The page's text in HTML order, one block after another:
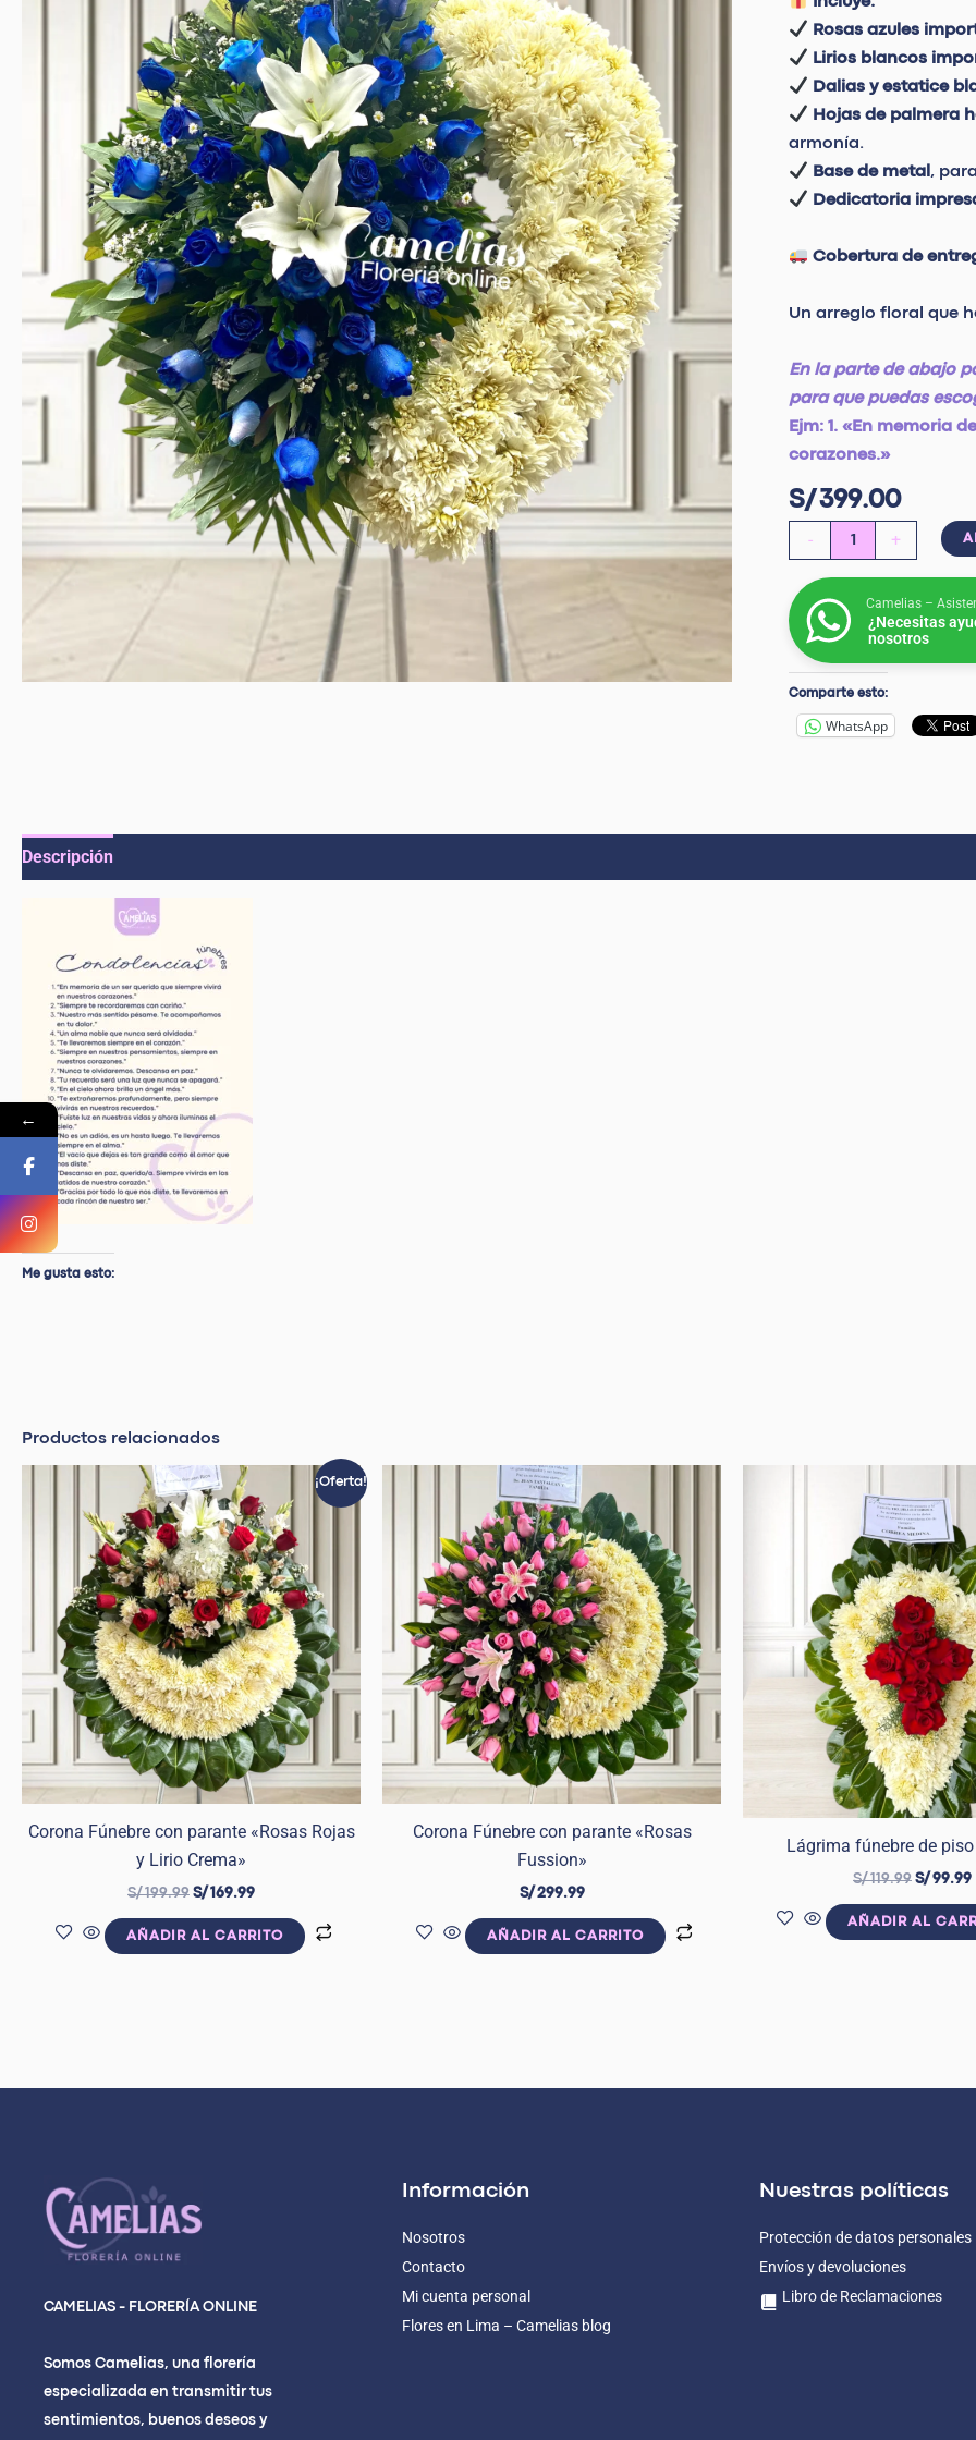
Rosas azules
Lirios blancos
Dalias y estatice
Hojas de palmera
armonía.
Base de metal ,
Dedicatoria
Cobertura de
Un arreglo floral que
En la parte de abajo
para que puedas
Ejm: 1. «En memoria
corazones.»
S/399.00
- +
Camelias –
¿Necesitas
nosotros
Comparte esto:
WhatsApp
Descripción
Me gusta esto:
Productos relacionados
¡Oferta!
Corona Fúnebre con parante «Rosas Rojas
y Lirio Crema»
S/199.99
El
precio
original
era:
S/ 199.99.
S/169.99
actual
es:
S/ 169.99.
AÑADIR AL CARRITO
Corona Fúnebre con parante «Rosas
Fussion»
S/299.99
AÑADIR AL CARRITO
Lágrima fúnebre de
S/119.99
original
era:
S/ 119.99.
S/99.99
AÑADIR AL
CAMELIAS - FLORERÍA ONLINE
Somos Camelias, una florería
especializada en transmitir tus
sentimientos, buenos deseos y
Información
Nosotros
Contacto
Mi cuenta personal
Flores en Lima – Camelias blog
Nuestras políticas
Protección de datos personales
Envíos y devoluciones
Libro de Reclamaciones
←